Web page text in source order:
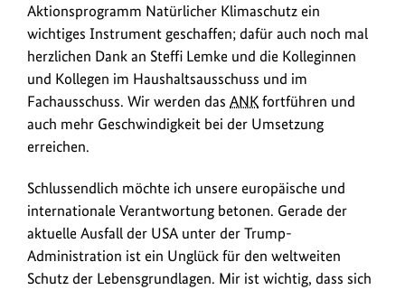
Aktionsprogramm Natürlicher Klimaschutz ein
wichtiges Instrument geschaffen; dafür auch noch mal
herzlichen Dank an Steffi Lemke und die Kolleginnen
und Kollegen im Haushaltsausschuss und im
Fachausschuss. Wir werden das ANK fortführen und
auch mehr Geschwindigkeit bei der Umsetzung
erreichen.
Schlussendlich möchte ich unsere europäische und
internationale Verantwortung betonen. Gerade der
aktuelle Ausfall der USA unter der Trump-
Administration ist ein Unglück für den weltweiten
Schutz der Lebensgrundlagen. Mir ist wichtig, dass sich